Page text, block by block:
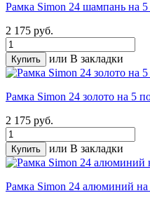
Рамка Simon 24 шампань на 5
2 175 руб.
или В закладки
Рамка Simon 24 золото на 5
2 175 руб.
или В закладки
Рамка Simon 24 алюминий на